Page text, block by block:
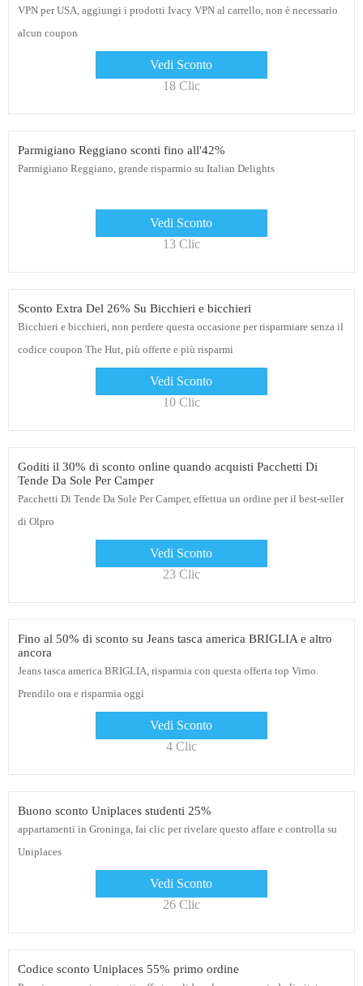
VPN per USA, aggiungi i prodotti Ivacy VPN al carrello, non è necessario
alcun coupon
Vedi Sconto
18 Clic
Parmigiano Reggiano sconti fino all'42%
Parmigiano Reggiano, grande risparmio su Italian Delights
Vedi Sconto
13 Clic
Sconto Extra Del 26% Su Bicchieri e bicchieri
Bicchieri e bicchieri, non perdere questa occasione per risparmiare senza il
codice coupon The Hut, più offerte e più risparmi
Vedi Sconto
10 Clic
Goditi il ​​30% di sconto online quando acquisti Pacchetti Di
Tende Da Sole Per Camper
Pacchetti Di Tende Da Sole Per Camper, effettua un ordine per il best-seller
di Olpro
Vedi Sconto
23 Clic
Fino al 50% di sconto su Jeans tasca america BRIGLIA e altro
ancora
Jeans tasca america BRIGLIA, risparmia con questa offerta top Virno.
Prendilo ora e risparmia oggi
Vedi Sconto
4 Clic
Buono sconto Uniplaces studenti 25%
appartamenti in Groninga, fai clic per rivelare questo affare e controlla su
Uniplaces
Vedi Sconto
26 Clic
Codice sconto Uniplaces 55% primo ordine